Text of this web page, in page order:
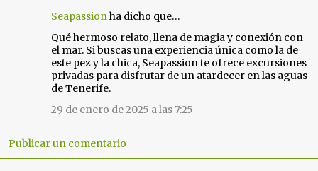
r
i
Seapassionha dicho que…
Qué hermoso relato, llena de magia y conexión con
el mar. Si buscas una experiencia única como la de
este pez y la chica, Seapassion te ofrece excursiones
privadas para disfrutar de un atardecer en las aguas
de Tenerife.
29 de enero de 2025 a las 7:25
Publicar un comentario